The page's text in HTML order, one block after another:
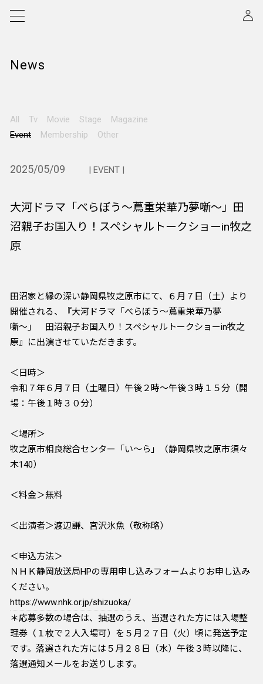
News
All Tv Movie Stage
Magazine
Event
Membership Other
2025/05/09 | EVENT |
大河ドラマ「べらぼう～蔦重栄華乃夢噺～」田
沼親子お国入り！スペシャルトークショーin牧之
原
田沼家と縁の深い静岡県牧之原市にて、６月７日（土）より
開催される、『大河ドラマ「べらぼう〜蔦重栄華乃夢
噺〜」 田沼親子お国入り！スペシャルトークショーin牧之
原』に出演させていただきます。
＜日時＞
令和７年６月７日（土曜日）午後２時～午後３時１５分（開
場：午後１時３０分）
＜場所＞
牧之原市相良総合センター「い～ら」（静岡県牧之原市須々
木140）
＜料金＞無料
＜出演者＞渡辺謙、宮沢氷魚（敬称略）
​＜申込方法＞
ＮＨＫ静岡放送局HPの専用申し込みフォームよりお申し込み
ください。
https://www.nhk.or.jp/shizuoka/
＊応募多数の場合は、抽選のうえ、当選された方には入場整
理券（１枚で２人入場可）を５月２７日（火）頃に発送予定
です。落選された方には５月２８日（水）午後３時以降に、
落選通知メールをお送りします。